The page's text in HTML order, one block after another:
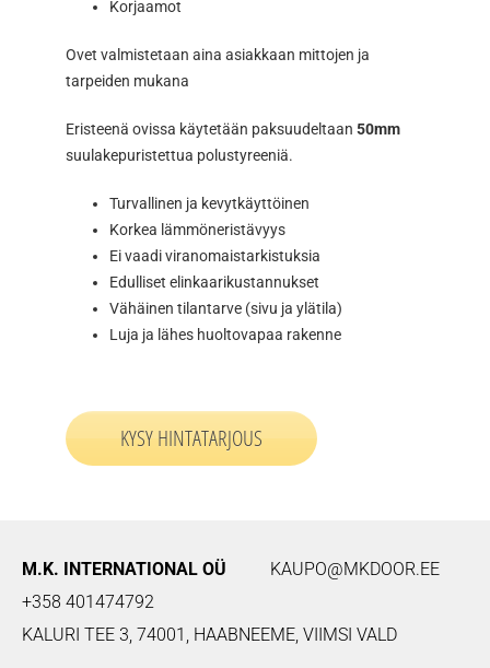
Korjaamot
Ovet valmistetaan aina asiakkaan mittojen ja
tarpeiden mukana
Eristeenä ovissa käytetään paksuudeltaan 50mm
suulakepuristettua polustyreeniä.
Turvallinen ja kevytkäyttöinen
Korkea lämmöneristävyys
Ei vaadi viranomaistarkistuksia
Edulliset elinkaarikustannukset
Vähäinen tilantarve (sivu ja ylätila)
Luja ja lähes huoltovapaa rakenne
KYSY HINTATARJOUS
M.K. INTERNATIONAL OÜ
KAUPO@MKDOOR.EE
+358 401474792
KALURI TEE 3, 74001, HAABNEEME, VIIMSI VALD